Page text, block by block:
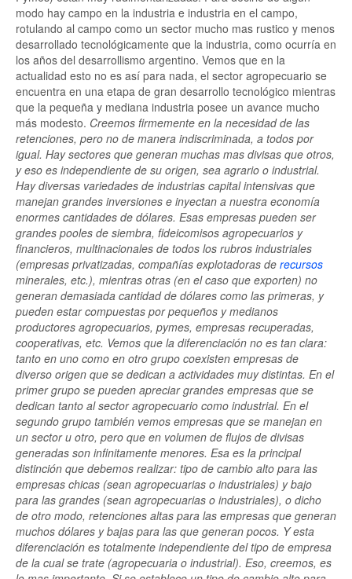
modo hay campo en la industria e industria en el campo,
rotulando al campo como un sector mucho mas rustico y menos
desarrollado tecnológicamente que la industria, como ocurría en
los años del desarrollismo argentino. Vemos que en la
actualidad esto no es así para nada, el sector agropecuario se
encuentra en una etapa de gran desarrollo tecnológico mientras
que la pequeña y mediana industria posee un avance mucho
más modesto. Creemos firmemente en la necesidad de las
retenciones, pero no de manera indiscriminada, a todos por
igual. Hay sectores que generan muchas mas divisas que otros,
y eso es independiente de su origen, sea agrario o industrial.
Hay diversas variedades de industrias capital intensivas que
manejan grandes inversiones e inyectan a nuestra economía
enormes cantidades de dólares. Esas empresas pueden ser
grandes pooles de siembra, fideicomisos agropecuarios y
financieros, multinacionales de todos los rubros industriales
(empresas privatizadas, compañías explotadoras de recursos
minerales, etc.), mientras otras (en el caso que exporten) no
generan demasiada cantidad de dólares como las primeras, y
pueden estar compuestas por pequeños y medianos
productores agropecuarios, pymes, empresas recuperadas,
cooperativas, etc. Vemos que la diferenciación no es tan clara:
tanto en uno como en otro grupo coexisten empresas de
diverso origen que se dedican a actividades muy distintas. En el
primer grupo se pueden apreciar grandes empresas que se
dedican tanto al sector agropecuario como industrial. En el
segundo grupo también vemos empresas que se manejan en
un sector u otro, pero que en volumen de flujos de divisas
generadas son infinitamente menores. Esa es la principal
distinción que debemos realizar: tipo de cambio alto para las
empresas chicas (sean agropecuarias o industriales) y bajo
para las grandes (sean agropecuarias o industriales), o dicho
de otro modo, retenciones altas para las empresas que generan
muchos dólares y bajas para las que generan pocos. Y esta
diferenciación es totalmente independiente del tipo de empresa
de la cual se trate (agropecuaria o industrial). Eso, creemos, es